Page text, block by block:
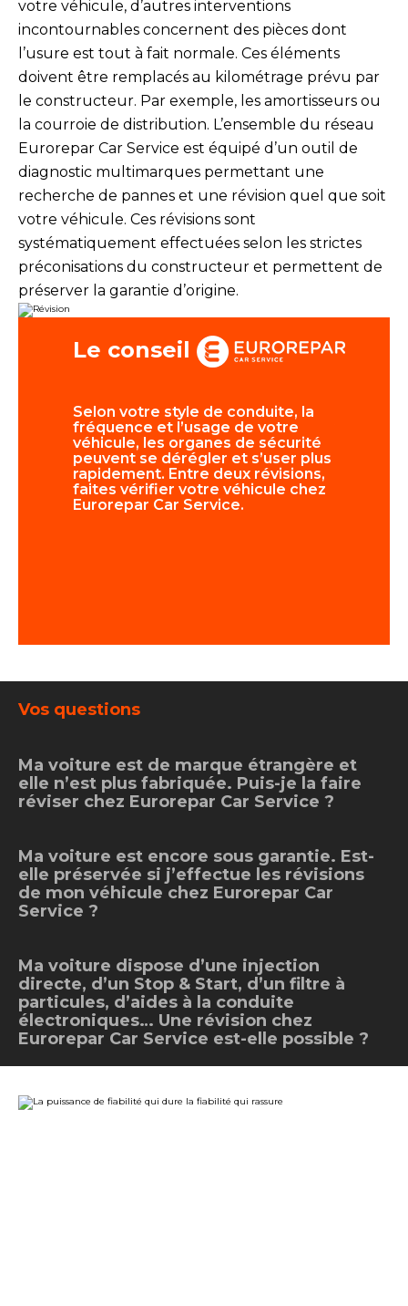
votre véhicule, d’autres interventions
incontournables concernent des pièces dont
l’usure est tout à fait normale. Ces éléments
doivent être remplacés au kilométrage prévu par
le constructeur. Par exemple, les amortisseurs ou
la courroie de distribution. L’ensemble du réseau
Eurorepar Car Service est équipé d’un outil de
diagnostic multimarques permettant une
recherche de pannes et une révision quel que soit
votre véhicule. Ces révisions sont
systématiquement effectuées selon les strictes
préconisations du constructeur et permettent de
préserver la garantie d’origine.
Le conseil
Selon votre style de conduite, la
fréquence et l’usage de votre
véhicule, les organes de sécurité
peuvent se dérégler et s’user plus
rapidement. Entre deux révisions,
faites vérifier votre véhicule chez
Eurorepar Car Service.
Vos questions
Ma voiture est de marque étrangère et
elle n’est plus fabriquée. Puis-je la faire
réviser chez Eurorepar Car Service ?
Ma voiture est encore sous garantie. Est-
elle préservée si j’effectue les révisions
de mon véhicule chez Eurorepar Car
Service ?
Ma voiture dispose d’une injection
directe, d’un Stop & Start, d’un filtre à
particules, d’aides à la conduite
électroniques… Une révision chez
Eurorepar Car Service est-elle possible ?